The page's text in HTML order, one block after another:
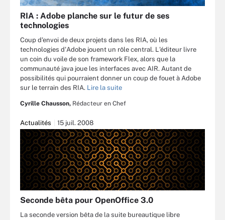
RIA : Adobe planche sur le futur de ses
technologies
Coup d'envoi de deux projets dans les RIA, où les
technologies d'Adobe jouent un rôle central. L'éditeur livre
un coin du voile de son framework Flex, alors que la
communauté java joue les interfaces avec AIR. Autant de
possibilités qui pourraient donner un coup de fouet à Adobe
sur le terrain des RIA. Lire la suite
Cyrille Chausson, Rédacteur en Chef
Actualités 15 juil. 2008
Seconde bêta pour OpenOffice 3.0
La seconde version bêta de la suite bureautique libre